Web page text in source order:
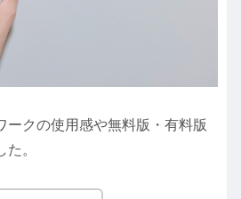
ークの使用感や無料版・有料版
。